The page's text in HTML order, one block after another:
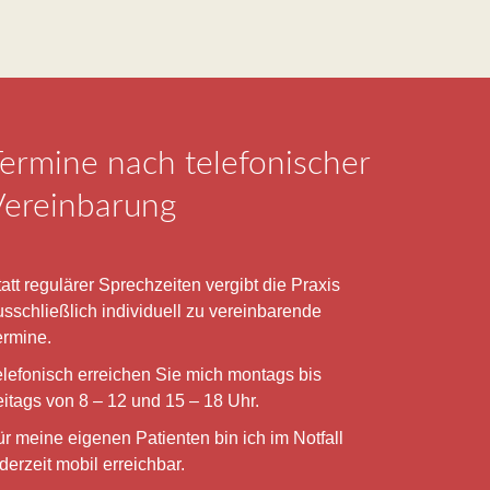
Termine nach telefonischer
regulärer Sprechzeiten vergibt die Praxis
individuell zu vereinbarende
erreichen Sie mich montags bis
von 8 – 12 und 15 – 18 Uhr.
meine eigenen Patienten bin ich im Notfall
mobil erreichbar.